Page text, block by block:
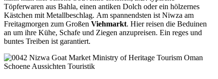
Töpferwaren aus Bahla, einen antiken Dolch oder ein hölzernes
Kästchen mit Metallbeschlag. Am spannendsten ist Niwza am
Freitagmorgen zum Großen Viehmarkt. Hier reisen die Beduinen
an um ihre Kühe, Schafe und Ziegen anzupreisen. Ein reges und
buntes Treiben ist garantiert.